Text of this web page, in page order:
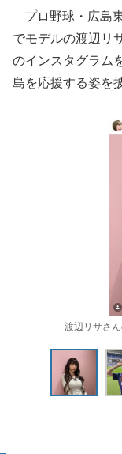
プロ野球・広島
でモデルの渡辺リ
のインスタグラム
島を応援する姿を
渡辺リサさ